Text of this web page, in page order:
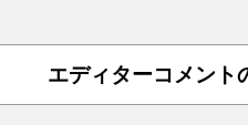
エディターコメント